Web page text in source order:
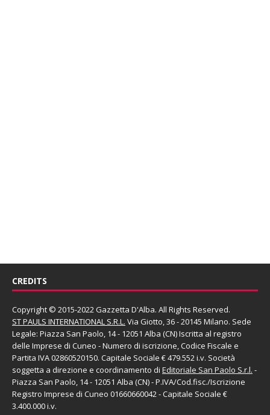
CREDITS
Copyright © 2015-2022 Gazzetta D'Alba. All Rights Reserved.
ST PAULS INTERNATIONAL S.R.L. Via Giotto, 36 - 20145 Milano. Sede
Legale: Piazza San Paolo, 14 - 12051 Alba (CN) Iscritta al registro
delle Imprese di Cuneo - Numero di iscrizione, Codice Fiscale e
Partita IVA 02860520150. Capitale Sociale € 479.552 i.v. Società
soggetta a direzione e coordinamento di Editoriale San Paolo S.r.l. -
Piazza San Paolo, 14 - 12051 Alba (CN) - P.IVA/Cod.fisc./Iscrizione
Registro Imprese di Cuneo 01660660042 - Capitale Sociale €
3.400.000 i.v.